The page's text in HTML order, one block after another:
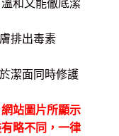
排出毒素
潔面同時修護
站圖片所顯示
略不同，一律